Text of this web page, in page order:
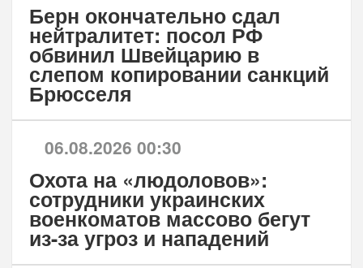
Берн окончательно сдал
нейтралитет: посол РФ
обвинил Швейцарию в
слепом копировании санкций
Брюсселя
06.08.2026 00:30
Охота на «людоловов»:
сотрудники украинских
военкоматов массово бегут
из-за угроз и нападений